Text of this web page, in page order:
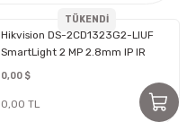
TÜKENDİ
Hikvision DS-2CD1323G2-LIUF
SmartLight 2 MP 2.8mm IP IR
Dome
0,00 $
0,00 TL